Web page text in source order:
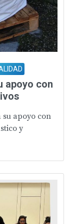
apoyo con
su apoyo con
y